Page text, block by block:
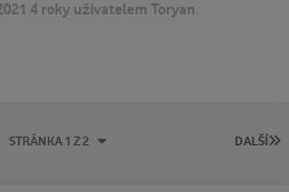
4 roky uživatelem Toryan
DALŠÍ
STRÁNKA 1 Z 2